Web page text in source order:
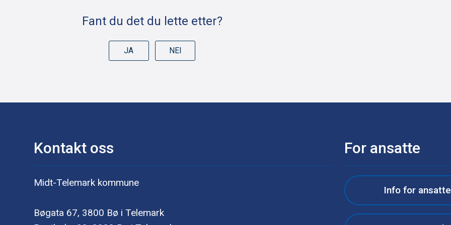
Fant du det du lette etter?
JA NEI
Kontakt oss
Midt-Telemark kommune
Bøgata 67, 3800 Bø i Telemark
For ansatte
Info for ansatte